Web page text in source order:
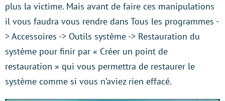
plus la victime. Mais avant de faire ces manipulations
il vous faudra vous rendre dans Tous les programmes -
> Accessoires -> Outils système -> Restauration du
système pour finir par « Créer un point de
restauration » qui vous permettra de restaurer le
système comme si vous n’aviez rien effacé.